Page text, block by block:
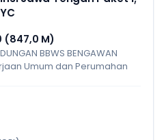
(847,0 M)
BBWS BENGAWAN
Umum dan Perumahan